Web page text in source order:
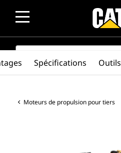
SEARCH
Moteurs de propulsion pour tiers
Spécifications Outils